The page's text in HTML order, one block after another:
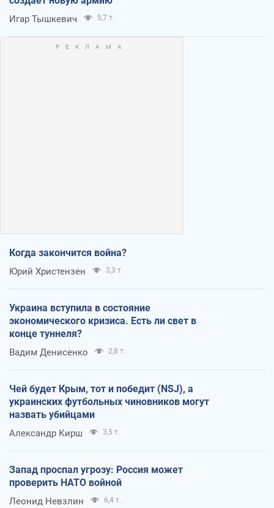
Игар Тышкевич 5,7 т.
Когда закончится война?
Юрий Христензен 3,3 т.
Украина вступила в состояние
экономического кризиса. Есть ли свет в
конце туннеля?
Вадим Денисенко 2,8 т.
Чей будет Крым, тот и победит (NSJ), а
украинских футбольных чиновников могут
назвать убийцами
Александр Кирш 3,5 т.
Запад проспал угрозу: Россия может
проверить НАТО войной
Леонид Невзлин 6,4 т.